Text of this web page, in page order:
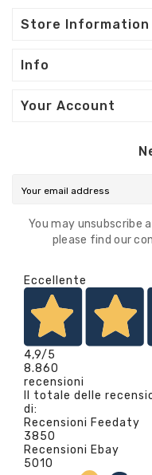
Store Information
Info
Your Account
You may unsubscribe
please find our
Eccellente
4,9/5
8.860
recensioni
Il totale delle
di:
Recensioni Feedaty
3850
Recensioni Ebay
5010